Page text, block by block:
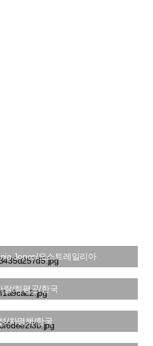
Jones/오스트레일리아
람/최평곤/한국
/차명혜/한국